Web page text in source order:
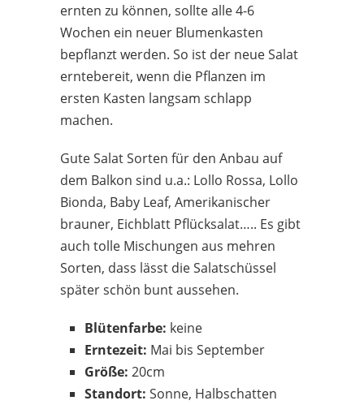
ernten zu können, sollte alle 4-6
Wochen ein neuer Blumenkasten
bepflanzt werden. So ist der neue Salat
erntebereit, wenn die Pflanzen im
ersten Kasten langsam schlapp
machen.
Gute Salat Sorten für den Anbau auf
dem Balkon sind u.a.: Lollo Rossa, Lollo
Bionda, Baby Leaf, Amerikanischer
brauner, Eichblatt Pflücksalat….. Es gibt
auch tolle Mischungen aus mehren
Sorten, dass lässt die Salatschüssel
später schön bunt aussehen.
Blütenfarbe: keine
Erntezeit: Mai bis September
Größe: 20cm
Standort: Sonne, Halbschatten